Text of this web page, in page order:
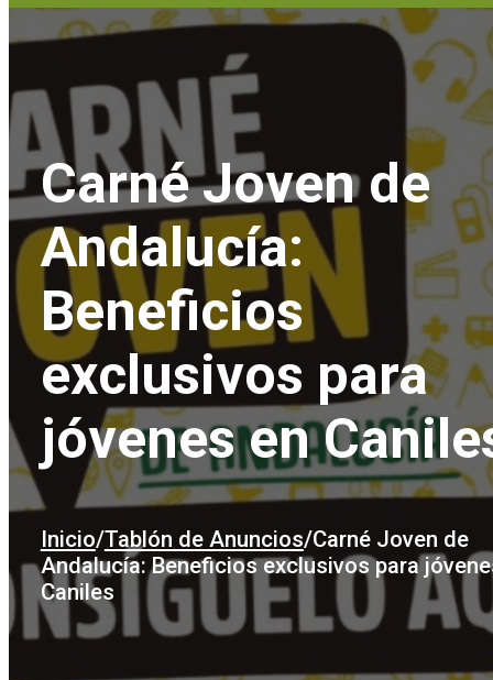
Carné Joven de
Andalucía:
Beneficios
exclusivos para
jóvenes en
Inicio/Tablón de Anuncios/Carné Joven de
Andalucía: Beneficios exclusivos para
Caniles